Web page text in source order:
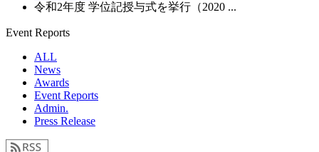
令和2年度 学位記授与式を挙行（2020 ...
Event Reports
ALL
News
Awards
Event Reports
Admin.
Press Release